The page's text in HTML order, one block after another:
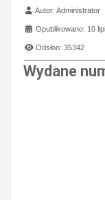
Szczegóły
Autor:Administrator
Opublikowano: 10
Odsłon: 35342
Wydane